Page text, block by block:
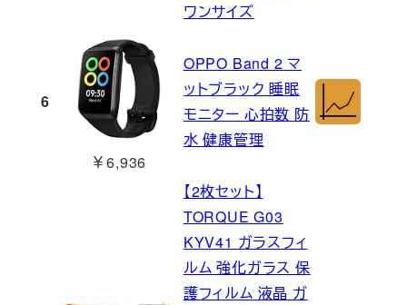
ワンサイズ
6
￥6,936
OPPO Band 2 マ
ットブラック 睡眠
モニター 心拍数 防
水 健康管理
【2枚セット】
TORQUE G03
KYV41 ガラスフィ
ルム 強化ガラス 保
護フィルム 液晶 ガ